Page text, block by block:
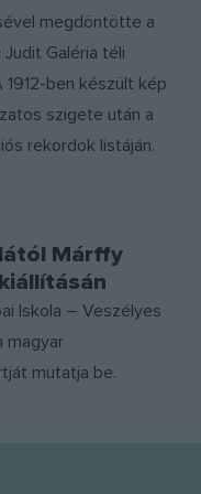
megdöntötte a
Galéria téli
ben készült kép
szigete után a
rekordok listáján.
Márffy
Iskola – Veszélyes
magyar
mutatja be.